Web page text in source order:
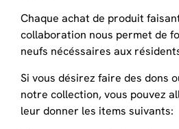
Chaque achat de produit
collaboration nous permet de
neufs nécéssaires aux
Si vous désirez faire des dons
notre collection, vous pouvez
leur donner les items suivants: